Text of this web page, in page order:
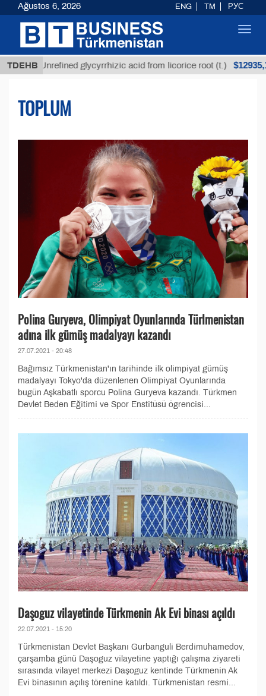
TDEHB
Unrefined glycyrrhizic acid from licorice root (t.) $12935,18
TOPLUM
Polina Guryeva, Olimpiyat Oyunlarında Türlmenistan
adına ilk gümüş madalyayı kazandı
27.07.2021 - 20:48
Bağımsız Türkmenistan'ın tarihinde ilk olimpiyat gümüş
madalyayı Tokyo'da düzenlenen Olimpiyat Oyunlarında
bugün Aşkabatlı sporcu Polina Guryeva kazandı. Türkmen
Devlet Beden Eğitimi ve Spor Enstitüsü ögrencisi...
Daşoguz vilayetinde Türkmenin Ak Evi binası açıldı
22.07.2021 - 15:20
Türkmenistan Devlet Başkanı Gurbanguli Berdimuhamedov,
çarşamba günü Daşoguz vilayetine yaptığı çalışma ziyareti
sırasında vilayet merkezi Daşoguz kentinde Türkmenin Ak
Evi binasının açılış törenine katıldı. Türkmenistan resmi...
Ağustos 6, 2026 ENG TM РУС